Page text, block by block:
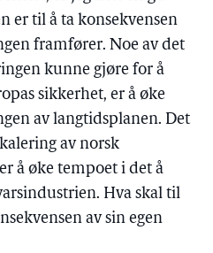
er til å ta konsekvensen
framfører. Noe av det
kunne gjøre for å
sikkerhet, er å øke
av langtidsplanen. Det
av norsk
å øke tempoet i det å
Hva skal til
av sin egen